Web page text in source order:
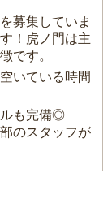
募集していま
！虎ノ門は主
です。
いている時間
ルも完備◎
のスタッフが